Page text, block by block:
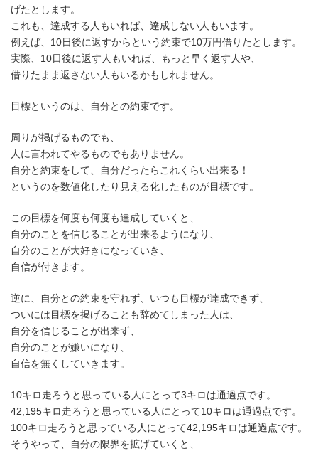
げたとします。
これも、達成する人もいれば、達成しない人もいます。
例えば、10日後に返すからという約束で10万円借りたとします。
実際、10日後に返す人もいれば、もっと早く返す人や、
借りたまま返さない人もいるかもしれません。
目標というのは、自分との約束です。
周りが掲げるものでも、
人に言われてやるものでもありません。
自分と約束をして、自分だったらこれくらい出来る！
というのを数値化したり見える化したものが目標です。
この目標を何度も何度も達成していくと、
自分のことを信じることが出来るようになり、
自分のことが大好きになっていき、
自信が付きます。
逆に、自分との約束を守れず、いつも目標が達成できず、
ついには目標を掲げることも辞めてしまった人は、
自分を信じることが出来ず、
自分のことが嫌いになり、
自信を無くしていきます。
10キロ走ろうと思っている人にとって3キロは通過点です。
42,195キロ走ろうと思っている人にとって10キロは通過点です。
100キロ走ろうと思っている人にとって42,195キロは通過点です。
そうやって、自分の限界を拡げていくと、